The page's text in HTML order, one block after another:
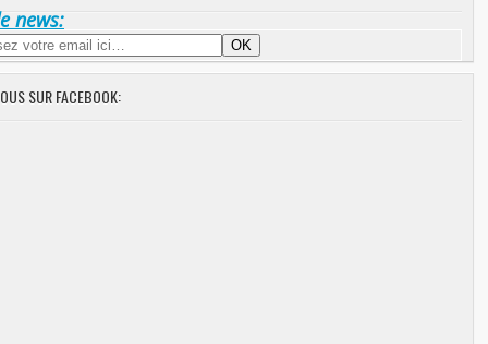
news:
SUR FACEBOOK: